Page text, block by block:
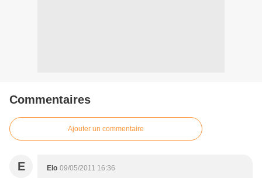
Commentaires
Ajouter un commentaire
E Elo 09/05/2011 16:36